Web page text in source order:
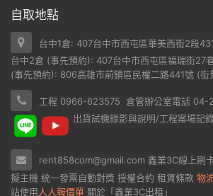
自取地點
台中1倉: 407台中市西屯區華美西街2段
台中2倉 (事先預約): 407台中市西屯區福瑞街27
(事先預約): 806高雄市前鎮區民權二路441號 (街
工程 0966-623575 倉管辦公室電話 04-
出貨試機錄影與說明/工程案場記
rent858com@gmail.com 鑫業3C線上刷
擬主機 統一發票自動對獎 授權合約 租賃條款 物
站使用人人報價單 關於「鑫業3C出租」